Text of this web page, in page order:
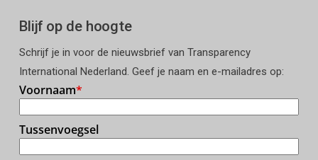
Blijf op de hoogte
Schrijf je in voor de nieuwsbrief van Transparency
International Nederland. Geef je naam en e-mailadres op: